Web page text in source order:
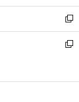
開
く
ウ
で
開
く
ン
ド
ウ
で
ウ
ィ
ン
ド
開
新
し
い
ン
新
ウ